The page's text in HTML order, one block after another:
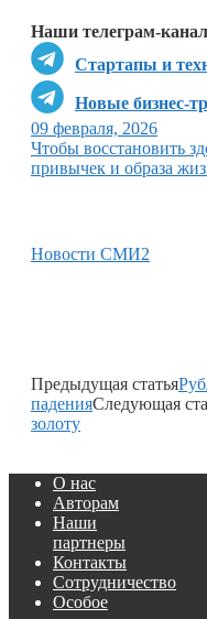
Наши телеграм-
Стартапы и
Новые бизнес-
09 февраля, 2026
Чтобы восстановить
привычек и образа
Новости СМИ2
Предыдущая статья
паденияСледующая
золоту
О нас
Авторам
Наши
партнеры
Контакты
Сотрудничество
Особое